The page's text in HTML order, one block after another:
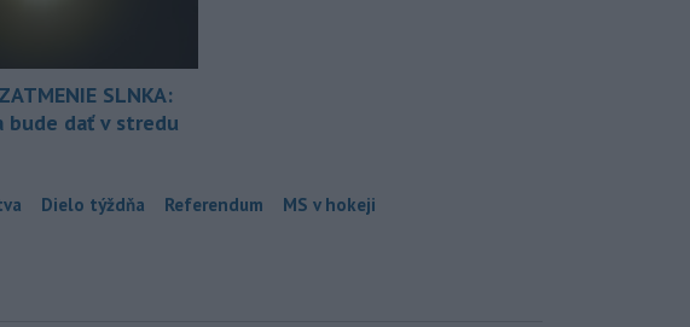
SLNKA:
bude dať v stredu
Dielo týždňa Referendum MS v hokeji